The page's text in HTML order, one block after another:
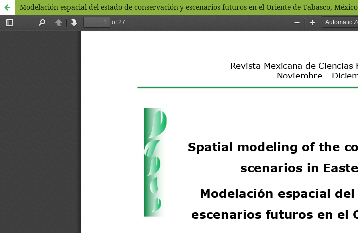
Modelación espacial del estado de conservación y escenarios futuros en el Oriente de Tabasco, México